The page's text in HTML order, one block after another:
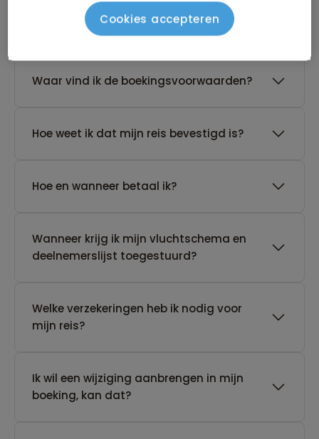
De reis van mijn keuze heeft nog geen
gegarandeerd vertrek. Wat nu?
Waar vind ik de boekingsvoorwaarden?
Hoe weet ik dat mijn reis bevestigd is?
Hoe en wanneer betaal ik?
Wanneer krijg ik mijn vluchtschema en
deelnemerslijst toegestuurd?
Welke verzekeringen heb ik nodig voor
mijn reis?
Ik wil een wijziging aanbrengen in mijn
boeking, kan dat?
Cookies accepteren